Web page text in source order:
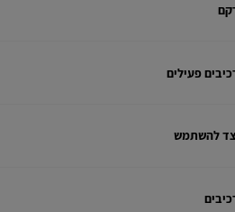
פעילים
להשתמש